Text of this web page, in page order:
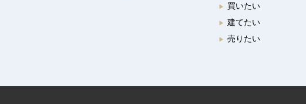
▶︎ 買いたい
▶︎ 建てたい
▶︎ 売りたい